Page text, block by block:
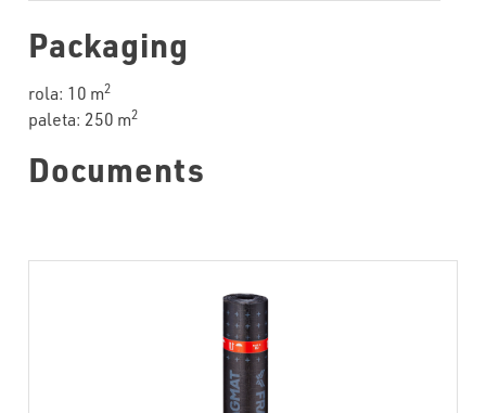
Packaging
rola: 10 m2
paleta: 250 m2
Documents